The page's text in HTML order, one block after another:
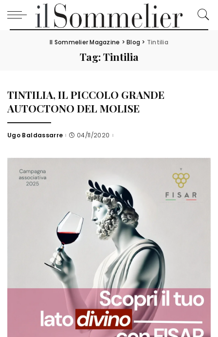
Il Sommelier Magazine >Blog > Tintilia
Tag:Tintilia
TINTILIA, IL PICCOLO GRANDE
AUTOCTONO DEL MOLISE
Posted
Ugo Baldassarre 04/11/2020